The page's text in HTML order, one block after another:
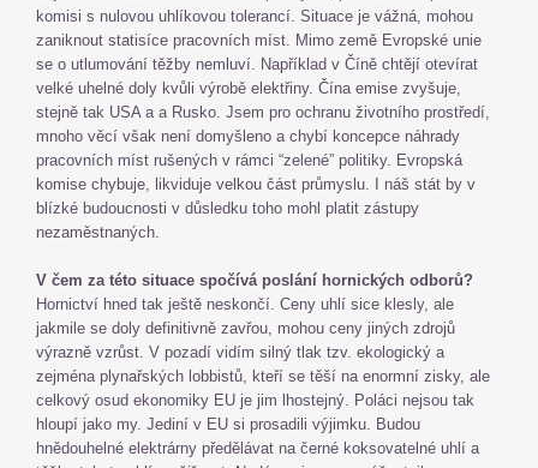
komisi s nulovou uhlíkovou tolerancí. Situace je vážná, mohou
zaniknout statisíce pracovních míst. Mimo země Evropské unie
se o utlumování těžby nemluví. Například v Číně chtějí otevírat
velké uhelné doly kvůli výrobě elektřiny. Čína emise zvyšuje,
stejně tak USA a a Rusko. Jsem pro ochranu životního prostředí,
mnoho věcí však není domyšleno a chybí koncepce náhrady
pracovních míst rušených v rámci “zelené” politiky. Evropská
komise chybuje, likviduje velkou část průmyslu. I náš stát by v
blízké budoucnosti v důsledku toho mohl platit zástupy
nezaměstnaných.
V čem za této situace spočívá poslání hornických odborů?
Hornictví hned tak ještě neskončí. Ceny uhlí sice klesly, ale
jakmile se doly definitivně zavřou, mohou ceny jiných zdrojů
výrazně vzrůst. V pozadí vidím silný tlak tzv. ekologický a
zejména plynařských lobbistů, kteří se těší na enormní zisky, ale
celkový osud ekonomiky EU je jim lhostejný. Poláci nejsou tak
hloupí jako my. Jediní v EU si prosadili výjimku. Budou
hnědouhelné elektrárny předělávat na černé koksovatelné uhlí a